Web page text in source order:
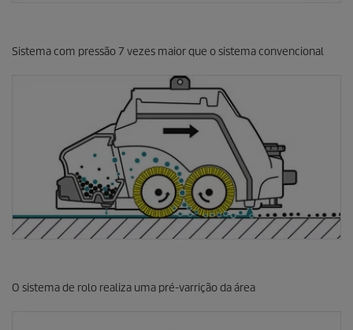
Sistema com pressão 7 vezes maior que o sistema convencional
O sistema de rolo realiza uma pré-varrição da área